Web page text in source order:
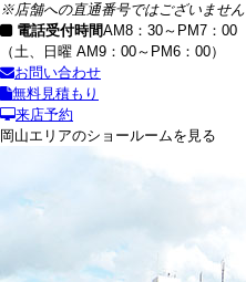
※店舗への直通番号ではございません
電話受付時間AM8：30～PM7：00
（土、日曜 AM9：00～PM6：00）
お問い合わせ
無料見積もり
来店予約
岡山エリアのショールームを見る